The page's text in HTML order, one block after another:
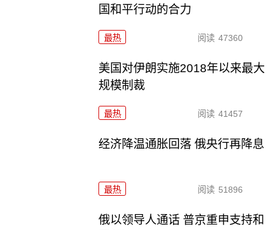
国和平行动的合力
最热 阅读 47360
美国对伊朗实施2018年以来最大
规模制裁
最热 阅读 41457
经济降温通胀回落 俄央行再降息
最热 阅读 51896
俄以领导人通话 普京重申支持和